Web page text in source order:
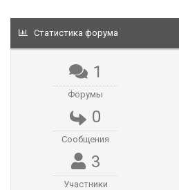
Статистика форума
1
Форумы
0
Сообщения
3
Участники